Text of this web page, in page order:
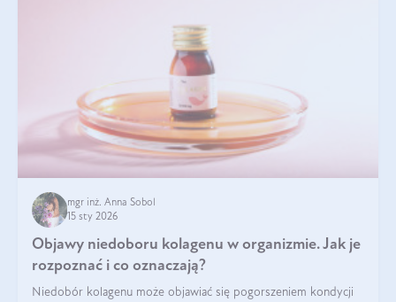
mgr inż. Anna Sobol
15 sty 2026
Objawy niedoboru kolagenu w organizmie. Jak je
rozpoznać i co oznaczają?
Niedobór kolagenu może objawiać się pogorszeniem kondycji